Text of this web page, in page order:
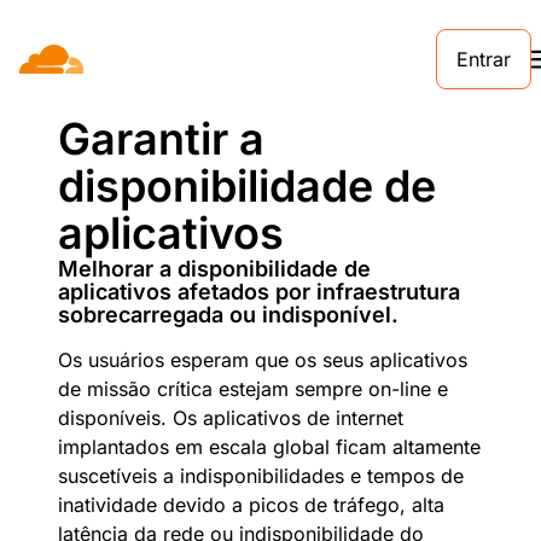
Entrar
Garantir a
disponibilidade de
aplicativos
Melhorar a disponibilidade de
aplicativos afetados por infraestrutura
sobrecarregada ou indisponível.
Os usuários esperam que os seus aplicativos
de missão crítica estejam sempre on-line e
disponíveis. Os aplicativos de internet
implantados em escala global ficam altamente
suscetíveis a indisponibilidades e tempos de
inatividade devido a picos de tráfego, alta
latência da rede ou indisponibilidade do